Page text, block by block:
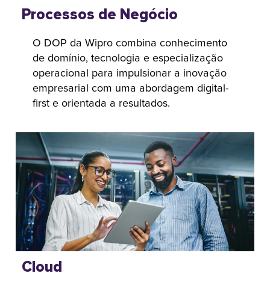
Processos de Negócio
O DOP da Wipro combina conhecimento
de domínio, tecnologia e especialização
operacional para impulsionar a inovação
empresarial com uma abordagem digital-
first e orientada a resultados.
Cloud